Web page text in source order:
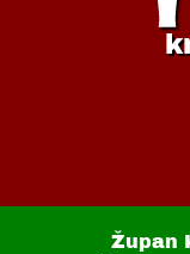
Župan